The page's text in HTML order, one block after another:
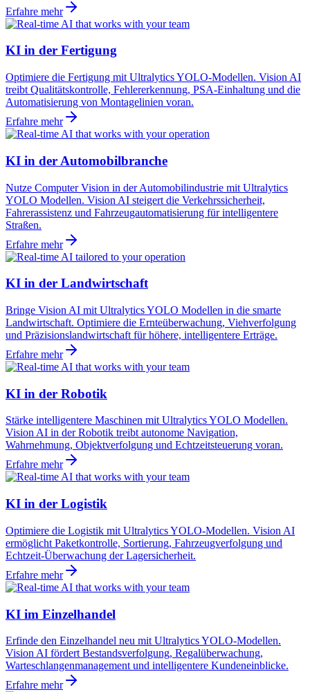
Erfahre mehr
KI in der Fertigung
Optimiere die Fertigung mit Ultralytics YOLO-Modellen. Vision AI
treibt Qualitätskontrolle, Fehlererkennung, PSA-Einhaltung und die
Automatisierung von Montagelinien voran.
Erfahre mehr
KI in der Automobilbranche
Nutze Computer Vision in der Automobilindustrie mit Ultralytics
YOLO Modellen. Vision AI steigert die Verkehrssicherheit,
Fahrerassistenz und Fahrzeugautomatisierung für intelligentere
Straßen.
Erfahre mehr
KI in der Landwirtschaft
Bringe Vision AI mit Ultralytics YOLO Modellen in die smarte
Landwirtschaft. Optimiere die Ernteüberwachung, Viehverfolgung
und Präzisionslandwirtschaft für höhere, intelligentere Erträge.
Erfahre mehr
KI in der Robotik
Stärke intelligentere Maschinen mit Ultralytics YOLO Modellen.
Vision AI in der Robotik treibt autonome Navigation,
Wahrnehmung, Objektverfolgung und Echtzeitsteuerung voran.
Erfahre mehr
KI in der Logistik
Optimiere die Logistik mit Ultralytics YOLO-Modellen. Vision AI
ermöglicht Paketkontrolle, Sortierung, Fahrzeugverfolgung und
Echtzeit-Überwachung der Lagersicherheit.
Erfahre mehr
KI im Einzelhandel
Erfinde den Einzelhandel neu mit Ultralytics YOLO-Modellen.
Vision AI fördert Bestandsverfolgung, Regalüberwachung,
Warteschlangenmanagement und intelligentere Kundeneinblicke.
Erfahre mehr